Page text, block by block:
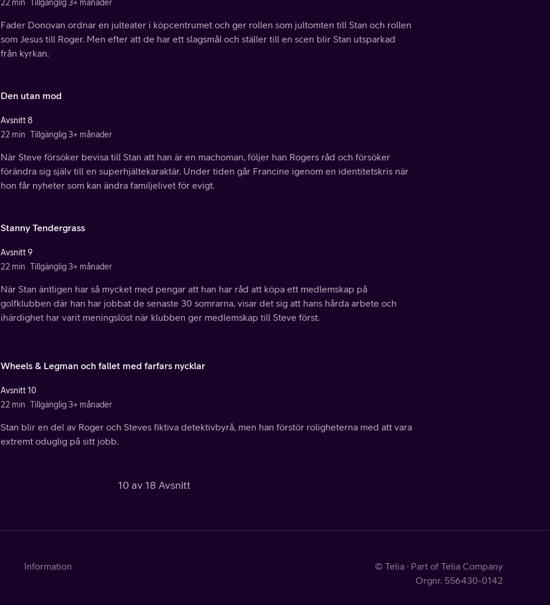
22 min Tillgänglig 3+ månader
Fader Donovan ordnar en julteater i köpcentrumet och ger rollen som jultomten till Stan och rollen
som Jesus till Roger. Men efter att de har ett slagsmål och ställer till en scen blir Stan utsparkad
från kyrkan.
Den utan mod
Avsnitt 8
22 min Tillgänglig 3+ månader
När Steve försöker bevisa till Stan att han är en machoman, följer han Rogers råd och försöker
förändra sig själv till en superhjältekaraktär. Under tiden går Francine igenom en identitetskris när
hon får nyheter som kan ändra familjelivet för evigt.
Stanny Tendergrass
Avsnitt 9
22 min Tillgänglig 3+ månader
När Stan äntligen har så mycket med pengar att han har råd att köpa ett medlemskap på
golfklubben där han har jobbat de senaste 30 somrarna, visar det sig att hans hårda arbete och
ihärdighet har varit meningslöst när klubben ger medlemskap till Steve först.
Wheels & Legman och fallet med farfars nycklar
Avsnitt 10
22 min Tillgänglig 3+ månader
Stan blir en del av Roger och Steves fiktiva detektivbyrå, men han förstör roligheterna med att vara
extremt oduglig på sitt jobb.
10 av 18 Avsnitt
Information
© Telia · Part of Telia Company
Orgnr. 556430-0142